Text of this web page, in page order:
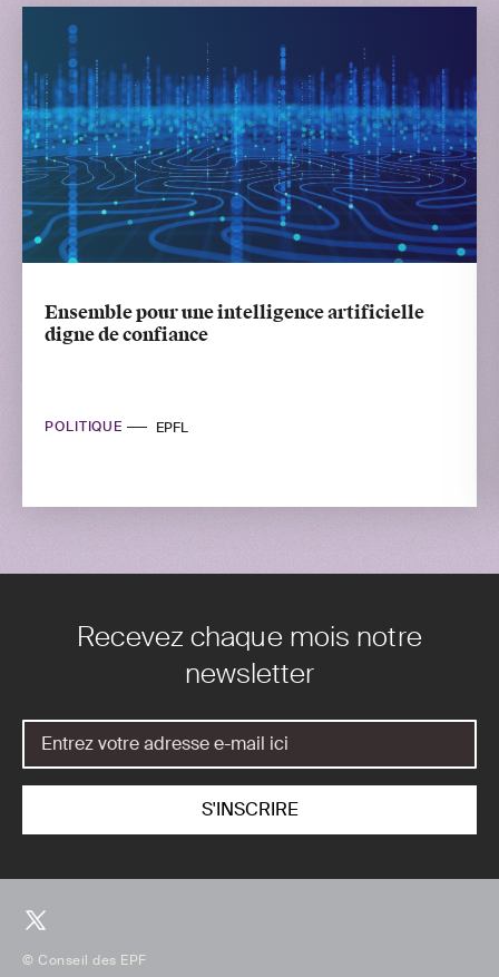
Ensemble pour une intelligence artificielle
digne de confiance
POLITIQUE ETH Zurich
Recevez chaque mois notre
newsletter
© Conseil des EPF